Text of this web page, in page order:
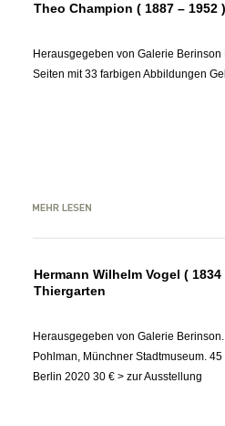
Theo Champion ( 1887 –
Herausgegeben von Galerie
Seiten mit 33 farbigen Abbildungen
Hermann Wilhelm Vogel (
Thiergarten
Herausgegeben von Galerie
Pohlman, Münchner Stadtmuseum.
Berlin 2020 30 € > zur Ausstellung